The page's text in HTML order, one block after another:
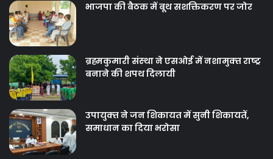
भाजपा की बैठक में बूथ सशक्तिकरण पर जोर
ब्रह्मकुमारी संस्‍था ने एसओई में नशामुक्‍त राष्‍ट्र
बनाने की शपथ दिलायी
उपायुक्‍त ने जन शिकायत में सुनी शिकायतें,
समाधान का दिया भरोसा